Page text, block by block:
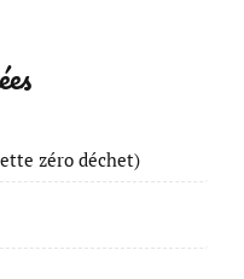
zéro déchet)